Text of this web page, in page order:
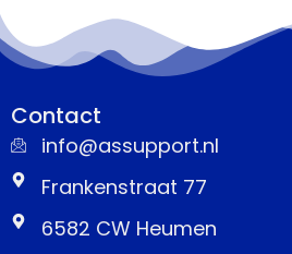
Contact
info@assupport.nl
Frankenstraat 77
6582 CW Heumen